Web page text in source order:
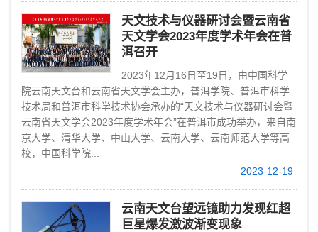
天文技术与仪器研讨会暨云南省
天文学会2023年度学术年会在普
洱召开
2023年12月16日至19日，由中国科学
院云南天文台和云南省天文学会主办，普洱学院、普洱市科学
技术局和普洱市科学技术协会承办的“天文技术与仪器研讨会暨
云南省天文学会2023年度学术年会”在普洱市成功举办，来自南
京大学、清华大学、中山大学、云南大学、云南师范大学等高
校，中国科学院...
2023-12-19
云南天文台望远镜助力发现红超
巨星爆发激波渐变现象